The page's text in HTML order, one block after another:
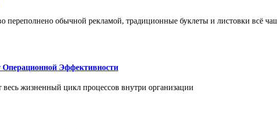
переполнено обычной рекламой, традиционные буклеты и листовки всё
Эффективности
жизненный цикл процессов внутри организации